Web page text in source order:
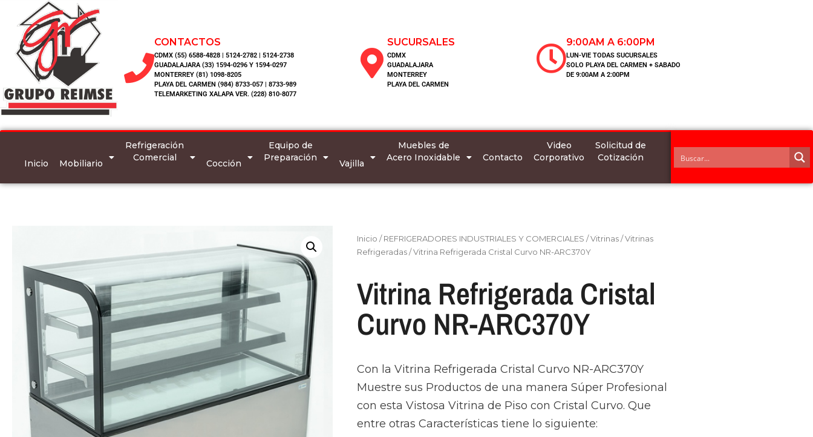
CONTACTOS
CDMX (55) 6588-4828 | 5124-2782 | 5124-2738
GUADALAJARA (33) 1594-0296 Y 1594-0297
MONTERREY (81) 1098-8205
PLAYA DEL CARMEN (984) 8733-057 | 8733-989
TELEMARKETING XALAPA VER. (228) 810-8077
SUCURSALES
CDMX
GUADALAJARA
MONTERREY
PLAYA DEL CARMEN
9:00AM A 6:00PM
LUN-VIE TODAS SUCURSALES
SOLO PLAYA DEL CARMEN + SABADO
DE 9:00AM A 2:00PM
Inicio Mobiliario
Refrigeración
Comercial
Cocción
Equipo de
Preparación
Vajilla
Muebles de
Acero Inoxidable
Contacto
Video
Corporativo
Solicitud de
Cotización
Inicio /REFRIGERADORES INDUSTRIALES Y COMERCIALES /Vitrinas/Vitrinas
Refrigeradas/ Vitrina Refrigerada Cristal Curvo NR-ARC370Y
Vitrina Refrigerada Cristal
Curvo NR-ARC370Y
Con la Vitrina Refrigerada Cristal Curvo NR-ARC370Y
Muestre sus Productos de una manera Súper Profesional
con esta Vistosa Vitrina de Piso con Cristal Curvo. Que
entre otras Características tiene lo siguiente: